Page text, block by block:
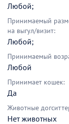
Любой;
Принимаемый
на выгул/визит:
Любой;
Принимаемый
Любой
Принимает кошек:
Да
Животные
Нет животных